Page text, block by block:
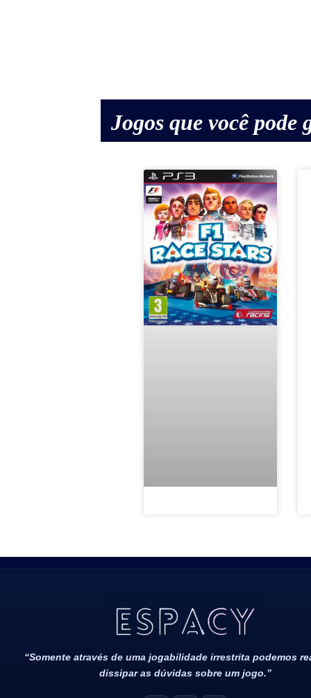
Jogos que você pode
“Somente através de uma jogabilidade irrestrita podemos
dissipar as dúvidas sobre um jogo.”